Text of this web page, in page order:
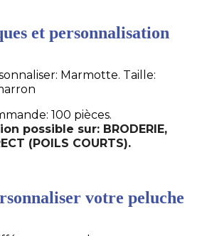
et personnalisation
Marmotte. Taille:
100 pièces.
possible sur: BRODERIE,
(POILS COURTS).
votre peluche